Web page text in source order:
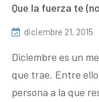
Que la fuerza te
diciembre 21, 2015
Diciembre es un
que trae. Entre
persona a la que